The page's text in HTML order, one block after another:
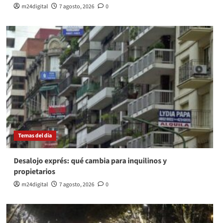
m24digital 7 agosto, 2026 0
Temas del dia
Desalojo exprés: qué cambia para inquilinos y
propietarios
m24digital 7 agosto, 2026 0